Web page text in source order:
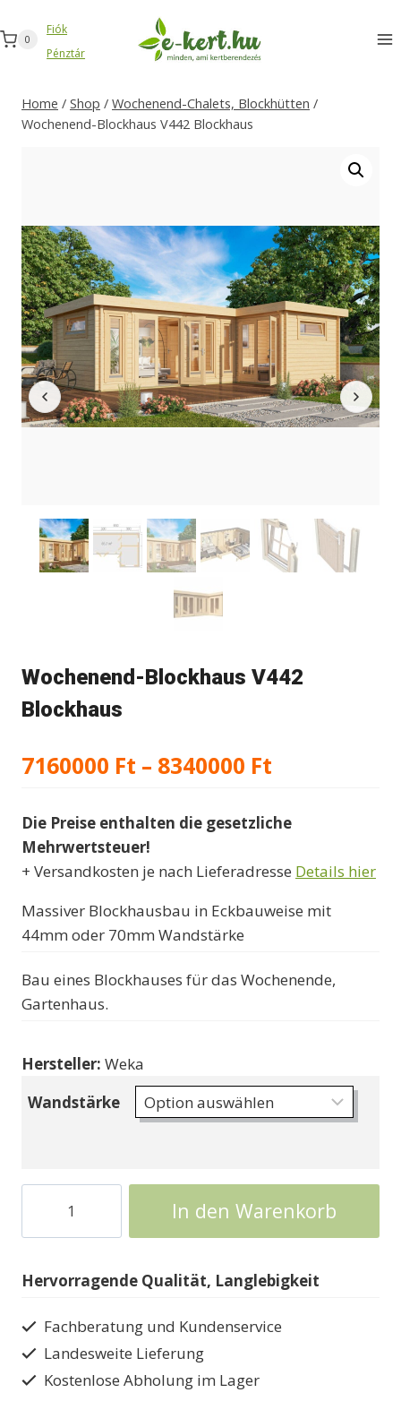
Inhalt
springen
0
Fiók
Pénztár
Home / Shop / Wochenend-Chalets, Blockhütten /
Wochenend-Blockhaus V442 Blockhaus
Wochenend-Blockhaus V442
Blockhaus
7160000 Ft – 8340000 Ft
bis
8340000 Ft
Die Preise enthalten die gesetzliche
Mehrwertsteuer!
+ Versandkosten je nach Lieferadresse Details hier
Massiver Blockhausbau in Eckbauweise mit
44mm oder 70mm Wandstärke
Bau eines Blockhauses für das Wochenende,
Gartenhaus.
Hersteller: Weka
Wandstärke
Blockhaus
V442
Menge
In den Warenkorb
Hervorragende Qualität, Langlebigkeit
Fachberatung und Kundenservice
Landesweite Lieferung
Kostenlose Abholung im Lager